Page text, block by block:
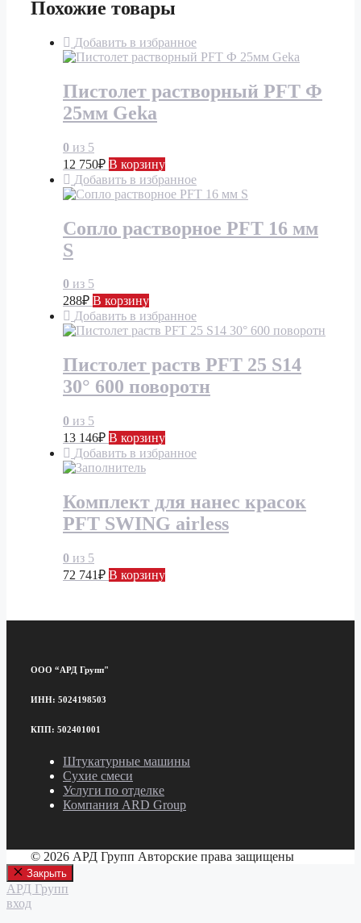
Похожие товары
Добавить в избранное
Пистолет растворный PFT Ф
25мм Geka
0 из 5
12 750₽ В корзину
Добавить в избранное
Сопло растворное PFT 16 мм
S
0 из 5
288₽ В корзину
Добавить в избранное
Пистолет раств PFT 25 S14
30° 600 поворотн
0 из 5
13 146₽ В корзину
Добавить в избранное
Комплект для нанес красок
PFT SWING airless
0 из 5
72 741₽ В корзину
ООО “АРД Групп"
ИНН: 5024198503
КПП: 502401001
Штукатурные машины
Сухие смеси
Услуги по отделке
Компания ARD Group
© 2026 АРД Групп Авторские права защищены
Закрыть
АРД Групп
вход